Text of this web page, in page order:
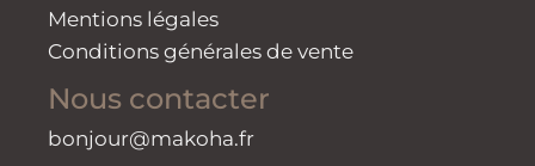
Mentions légales
Conditions générales de vente
Nous contacter
bonjour@makoha.fr